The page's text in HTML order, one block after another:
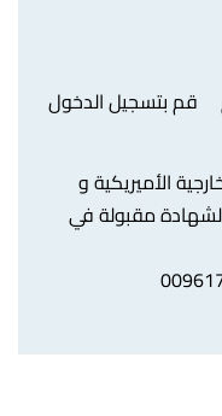
قم بتسجيل الدخول
الأميريكية و
مقبولة في